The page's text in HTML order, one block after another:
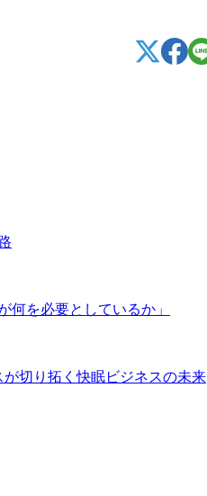
何を必要としているか」
切り拓く快眠ビジネスの未来